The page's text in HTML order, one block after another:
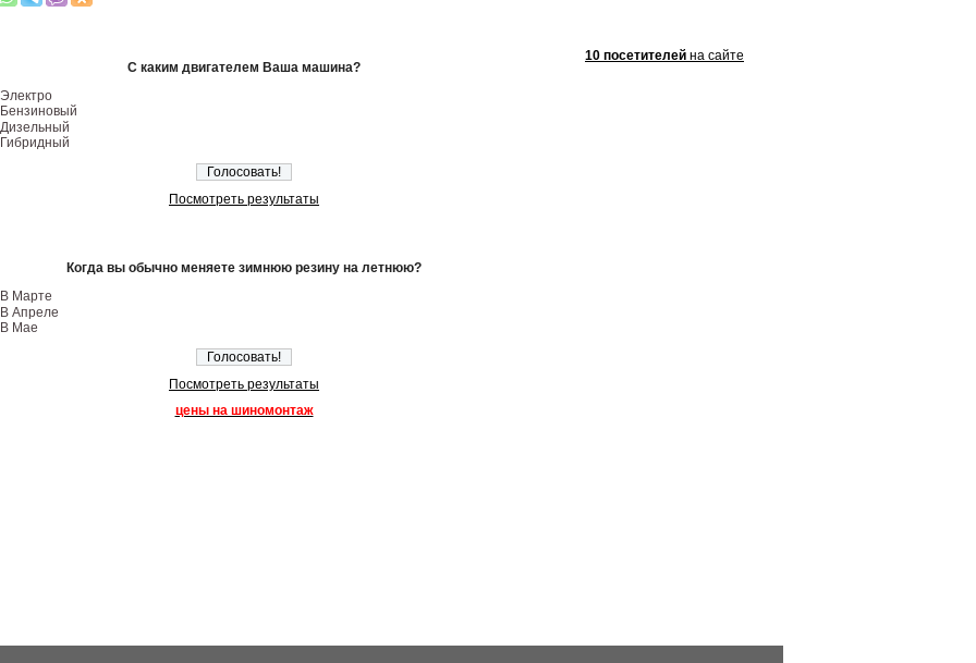
С каким двигателем Ваша машина?
Электро
Бензиновый
Дизельный
Гибридный
Посмотреть результаты
Когда вы обычно меняете зимнюю резину на летнюю?
В Марте
В Апреле
В Мае
Посмотреть результаты
цены на шиномонтаж
10 посетителей на сайте